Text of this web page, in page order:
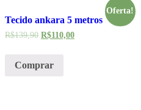
Oferta!
Tecido ankara 5 metros
R$139,90 R$110,00
Comprar